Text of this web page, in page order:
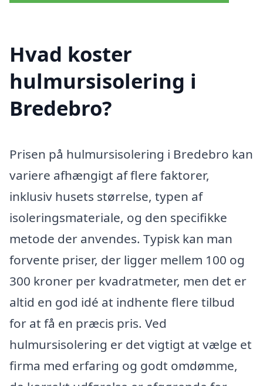
Hvad koster
hulmursisolering i
Bredebro?
Prisen på hulmursisolering i Bredebro kan
variere afhængigt af flere faktorer,
inklusiv husets størrelse, typen af
isoleringsmateriale, og den specifikke
metode der anvendes. Typisk kan man
forvente priser, der ligger mellem 100 og
300 kroner per kvadratmeter, men det er
altid en god idé at indhente flere tilbud
for at få en præcis pris. Ved
hulmursisolering er det vigtigt at vælge et
firma med erfaring og godt omdømme,